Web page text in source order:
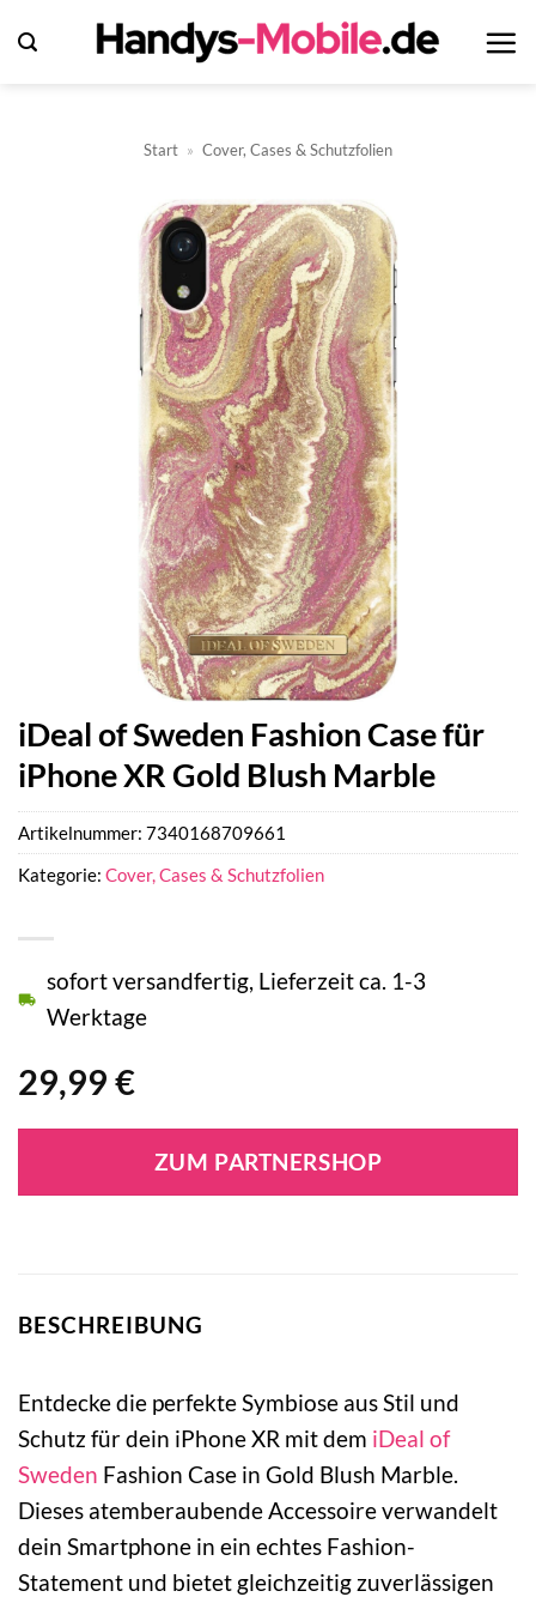
Inhalt
Start » Cover, Cases & Schutzfolien
iDeal of Sweden Fashion Case für
iPhone XR Gold Blush Marble
29,99 €
sofort versandfertig, Lieferzeit ca. 1-3
Werktage
ZUM PARTNERSHOP
Artikelnummer: 7340168709661
Kategorie: Cover, Cases & Schutzfolien
BESCHREIBUNG
Entdecke die perfekte Symbiose aus Stil und
Schutz für dein iPhone XR mit dem iDeal of
Sweden Fashion Case in Gold Blush Marble.
Dieses atemberaubende Accessoire verwandelt
dein Smartphone in ein echtes Fashion-
Statement und bietet gleichzeitig zuverlässigen